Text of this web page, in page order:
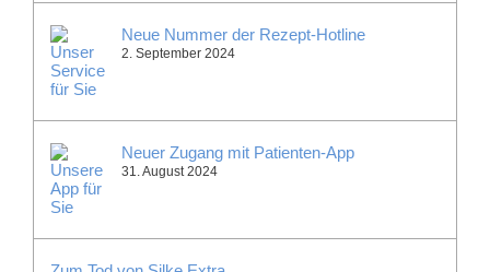
Neue Nummer der Rezept-Hotline
2. September 2024
Neuer Zugang mit Patienten-App
31. August 2024